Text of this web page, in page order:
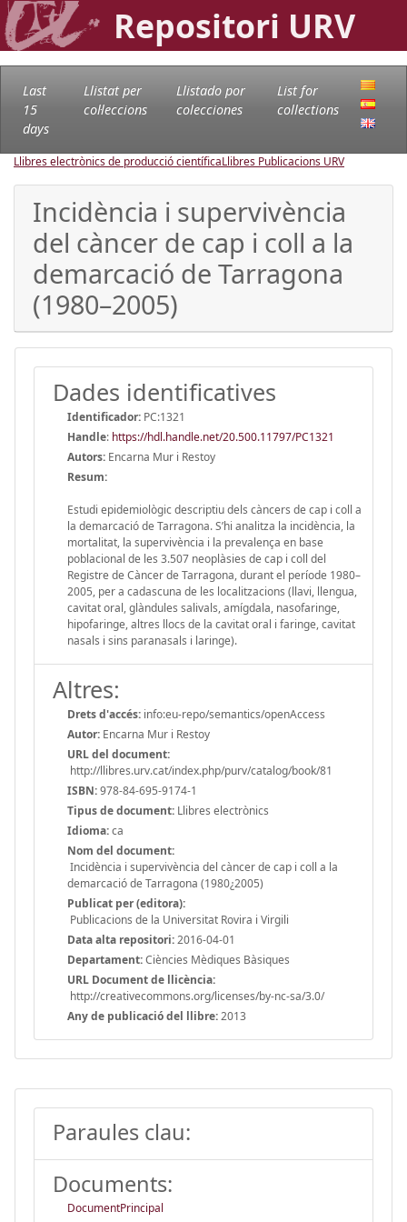
Repositori URV
Last
15
days
Llistat per
col·leccions
Llistado por
colecciones
List for
collections
Llibres electrònics de producció científicaLlibres Publicacions URV
Incidència i supervivència
del càncer de cap i coll a la
demarcació de Tarragona
(1980–2005)
Dades identificatives
Identificador: PC:1321
Handle: https://hdl.handle.net/20.500.11797/PC1321
Autors: Encarna Mur i Restoy
Resum:
Estudi epidemiològic descriptiu dels càncers de cap i coll a
la demarcació de Tarragona. S’hi analitza la incidència, la
mortalitat, la supervivència i la prevalença en base
poblacional de les 3.507 neoplàsies de cap i coll del
Registre de Càncer de Tarragona, durant el període 1980–
2005, per a cadascuna de les localitzacions (llavi, llengua,
cavitat oral, glàndules salivals, amígdala, nasofaringe,
hipofaringe, altres llocs de la cavitat oral i faringe, cavitat
nasals i sins paranasals i laringe).
Altres:
Drets d'accés: info:eu-repo/semantics/openAccess
Autor: Encarna Mur i Restoy
URL del document:
http://llibres.urv.cat/index.php/purv/catalog/book/81
ISBN:978-84-695-9174-1
Tipus de document: Llibres electrònics
Idioma:ca
Nom del document:
Incidència i supervivència del càncer de cap i coll a la
demarcació de Tarragona (1980¿2005)
Publicat per (editora):
Publicacions de la Universitat Rovira i Virgili
Data alta repositori:2016-04-01
Departament:Ciències Mèdiques Bàsiques
URL Document de llicència:
http://creativecommons.org/licenses/by-nc-sa/3.0/
Any de publicació del llibre:2013
Paraules clau:
Documents:
DocumentPrincipal